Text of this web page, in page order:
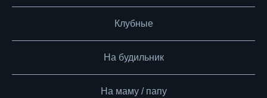
Клубные
На будильник
На маму / папу